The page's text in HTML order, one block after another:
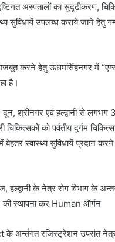
अस्पतालों का सुदृढ़ीकरण,
सुविधायें उपलब्ध कराये जाने हेतु
करने हेतु ऊधमसिंहनगर में
है।
श्रीनगर एवं हल्द्वानी से लगभग
चिकित्सकों को पर्वतीय दुर्गम
में बेहतर स्वास्थ्य सुविधायें प्रदान
हल्द्वानी के नेत्र रोग विभाग के
की स्थापना कर Human ऑर्गन
रजिस्ट्रेशन उपरांत नेत्र